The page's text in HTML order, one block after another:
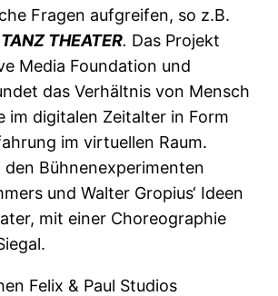
Fragen aufgreifen, so z.B.
THEATER. Das Projekt
Media Foundation und
das Verhältnis von Mensch
im digitalen Zeitalter in Form
im virtuellen Raum.
Bühnenexperimenten
und Walter Gropius‘ Ideen
mit einer Choreographie
Felix & Paul Studios